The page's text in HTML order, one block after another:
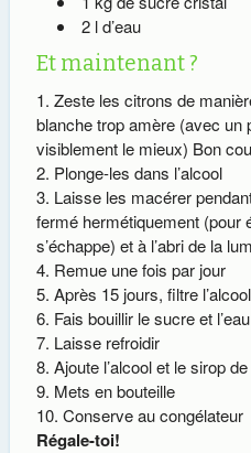
2 l d’eau
Et maintenant ?
Zeste les citrons de
blanche trop amère (avec un
visiblement le mieux) Bon
Plonge-les dans l’alcool
Laisse les macérer
fermé hermétiquement (pour
s’échappe) et à l’abri de la
Remue une fois par jour
Après 15 jours, filtre l’alcool
Fais bouillir le sucre et
Laisse refroidir
Ajoute l’alcool et le sirop
Mets en bouteille
Conserve au congélateur
Régale-toi!